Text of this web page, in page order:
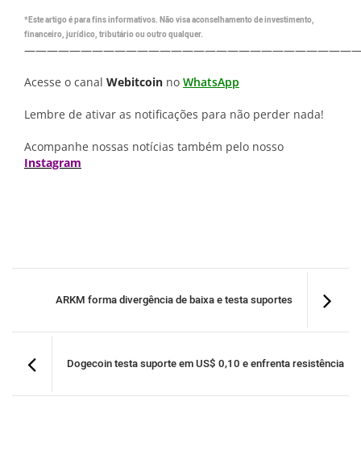
*Este artigo é para fins informativos. Não visa aconselhamento de investimento,
financeiro, jurídico, tributário ou outro qualquer.
Acesse o canal Webitcoin no WhatsApp
Lembre de ativar as notificações para não perder nada!
Acompanhe nossas notícias também pelo nosso
Instagram
ARKM forma divergência de baixa e testa suportes
Dogecoin testa suporte em US$ 0,10 e enfrenta resistência